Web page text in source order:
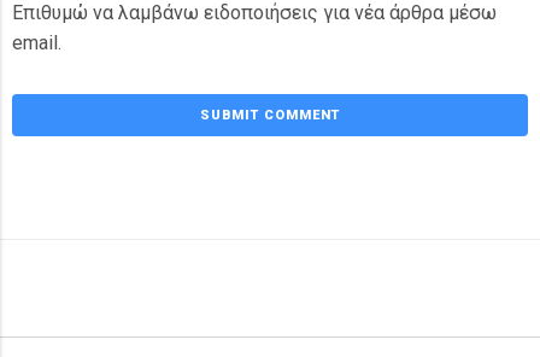
Επιθυμώ να λαμβάνω ειδοποιήσεις για νέα άρθρα μέσω
email.